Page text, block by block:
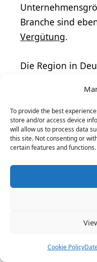
To provide the best
store and/or access device
will allow us to process data
this site. Not consenting or
certain features and functions.
Cookie Policy
Branche sind
Vergütung.
Die Region in
Bayernoder
Gehälteroft
Position und die
Verantwortung im
bestimmen die
um das eigene